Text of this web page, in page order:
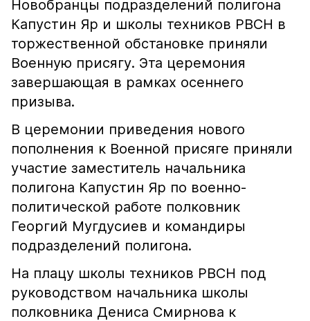
Новобранцы подразделений полигона
Капустин Яр и школы техников РВСН в
торжественной обстановке приняли
Военную присягу. Эта церемония
завершающая в рамках осеннего
призыва.
В церемонии приведения нового
пополнения к Военной присяге приняли
участие заместитель начальника
полигона Капустин Яр по военно-
политической работе полковник
Георгий Мугдусиев и командиры
подразделений полигона.
На плацу школы техников РВСН под
руководством начальника школы
полковника Дениса Смирнова к